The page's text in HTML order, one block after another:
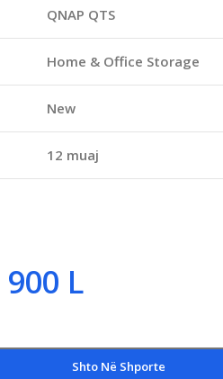
QNAP QTS
Home & Office Storage
New
12 muaj
900 L
Shto Në Shporte